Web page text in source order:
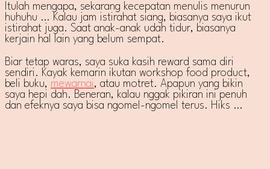
Itulah mengapa, sekarang kecepatan menulis menurun
huhuhu … Kalau jam istirahat siang, biasanya saya ikut
istirahat juga. Saat anak-anak udah tidur, biasanya
kerjain hal lain yang belum sempat.
Biar tetap waras, saya suka kasih reward sama diri
sendiri. Kayak kemarin ikutan workshop food product,
beli buku, mewarnai, atau motret. Apapun yang bikin
saya hepi dah. Beneran, kalau nggak pikiran ini penuh
dan efeknya saya bisa ngomel-ngomel terus. Hiks …